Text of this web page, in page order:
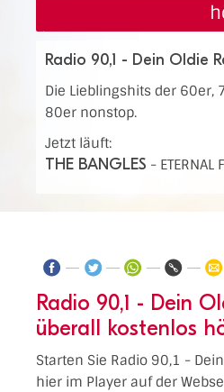
Radio 90,1 - Dein Oldie
Die Lieblingshits der 60er,
80er nonstop.
Jetzt läuft:
THE BANGLES - ETERNAL
Radio 90,1 - Dein
überall kostenlos
Starten Sie Radio 90,1 -
hier im Player auf der